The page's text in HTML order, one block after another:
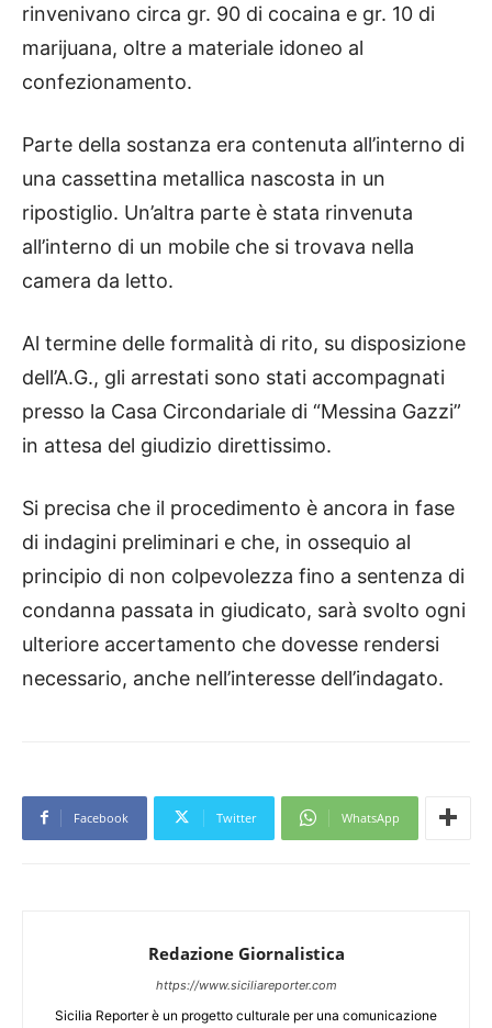
rinvenivano circa gr. 90 di cocaina e gr. 10 di
marijuana, oltre a materiale idoneo al
confezionamento.
Parte della sostanza era contenuta all’interno di
una cassettina metallica nascosta in un
ripostiglio. Un’altra parte è stata rinvenuta
all’interno di un mobile che si trovava nella
camera da letto.
Al termine delle formalità di rito, su disposizione
dell’A.G., gli arrestati sono stati accompagnati
presso la Casa Circondariale di “Messina Gazzi”
in attesa del giudizio direttissimo.
Si precisa che il procedimento è ancora in fase
di indagini preliminari e che, in ossequio al
principio di non colpevolezza fino a sentenza di
condanna passata in giudicato, sarà svolto ogni
ulteriore accertamento che dovesse rendersi
necessario, anche nell’interesse dell’indagato.
Facebook Twitter WhatsApp
Redazione Giornalistica
https://www.siciliareporter.com
Sicilia Reporter è un progetto culturale per una comunicazione